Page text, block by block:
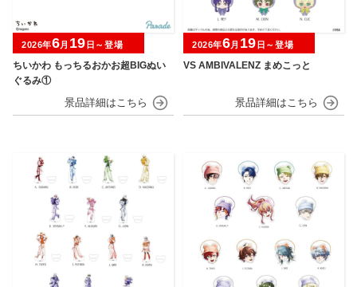
ちいかわ もっちるおかお超BIGぬい
ぐるみ①
2026年6月 19 日～登場
VS AMBIVALENZ まめこっと
2026年6月 19 日～登場